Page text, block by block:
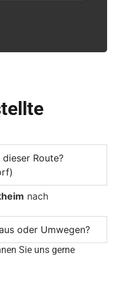
Route?
nach
oder Umwegen?
Sie uns gerne